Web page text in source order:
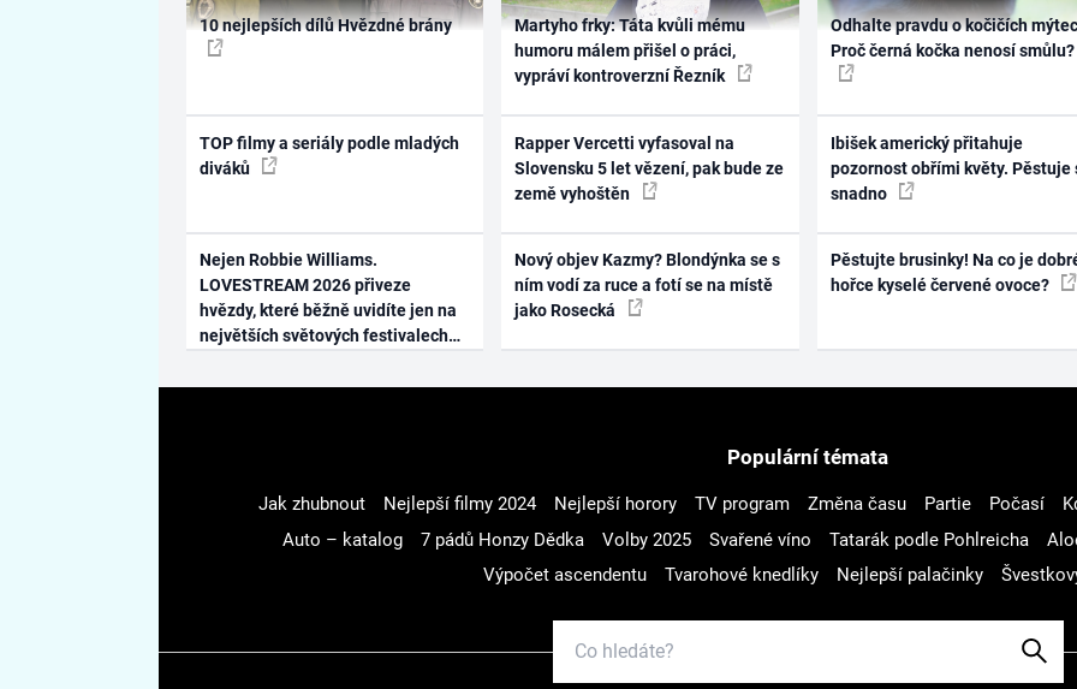
10 nejlepších dílů Hvězdné brány
TOP filmy a seriály podle mladých
diváků
Nejen Robbie Williams.
LOVESTREAM 2026 přiveze
hvězdy, které běžně uvidíte jen na
největších světových festivalech
Martyho frky: Táta kvůli mému
humoru málem přišel o práci,
vypráví kontroverzní Řezník
Rapper Vercetti vyfasoval na
Slovensku 5 let vězení, pak bude ze
země vyhoštěn
Nový objev Kazmy? Blondýnka se s
ním vodí za ruce a fotí se na místě
jako Rosecká
Odhalte pravdu o kočičích
Proč černá kočka nenosí smůlu?
Ibišek americký přitahuje
pozornost obřími květy. Pěstuje
snadno
Pěstujte brusinky! Na co je
hořce kyselé červené ovoce?
Populární témata
Jak zhubnout Nejlepší filmy 2024 Nejlepší horory TV program Změna času Partie Počasí
Auto – katalog
7 pádů Honzy Dědka Volby 2025 Svařené víno Tatarák podle Pohlreicha
Výpočet ascendentu
Tvarohové knedlíky Nejlepší palačinky